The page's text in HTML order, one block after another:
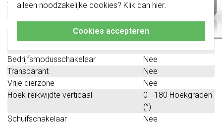
alleen noodzakelijke cookies? Klik dan hier.
Cookies accepteren
Ingang voor nevenunit
Nee
Zelfleerfunctie voor
Nee
Bedrijfsmodusschakelaar
Nee
Transparant
Nee
Vrije dierzone
Nee
Hoek reikwijdte verticaal
0 - 180 Hoekgraden
(°)
Schuifschakelaar
Nee
Klik hiervoor meer informatie, zodat je